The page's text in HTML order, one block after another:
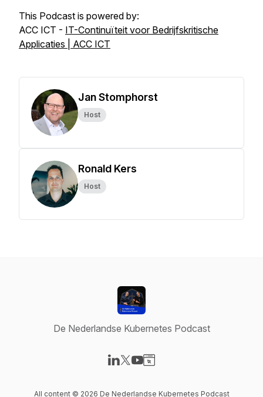
This Podcast is powered by:
ACC ICT - IT-Continuïteit voor Bedrijfskritische
Applicaties | ACC ICT
Jan Stomphorst
Host
Ronald Kers
Host
De Nederlandse Kubernetes Podcast
All content © 2026 De Nederlandse Kubernetes Podcast